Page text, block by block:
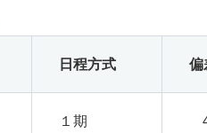
日程方式 偏
１期